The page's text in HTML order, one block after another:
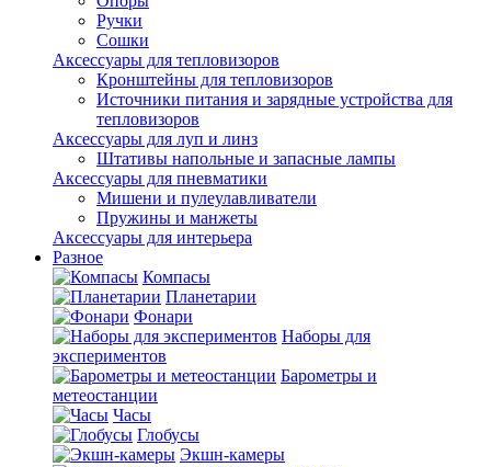
Ручки
Сошки
Аксессуары для тепловизоров
Кронштейны для тепловизоров
Источники питания и зарядные устройства для
тепловизоров
Аксессуары для луп и линз
Штативы напольные и запасные лампы
Аксессуары для пневматики
Мишени и пулеулавливатели
Пружины и манжеты
Аксессуары для интерьера
Разное
Компасы
Планетарии
Фонари
Наборы для
экспериментов
Барометры и
метеостанции
Часы
Глобусы
Экшн-камеры